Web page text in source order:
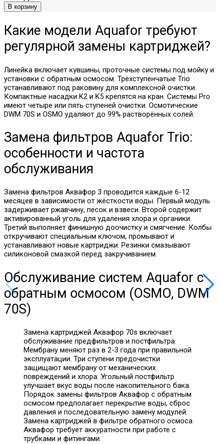
Какие модели Aquafor требуют
регулярной замены картриджей?
Линейка включает кувшины, проточные системы под мойку и
установки с обратным осмосом. Трёхступенчатые Trio
устанавливают под раковину для комплексной очистки.
Компактные насадки K2 и K5 крепятся на кран. Системы Pro
имеют четыре или пять ступеней очистки. Осмотические
DWM 70S и OSMO удаляют до 99% растворённых солей.
Замена фильтров Aquafor Trio:
особенности и частота
обслуживания
Замена фильтров Аквафор 3 проводится каждые 6-12
месяцев в зависимости от жёсткости воды. Первый модуль
задерживает ржавчину, песок и взвеси. Второй содержит
активированный уголь для удаления хлора и органики.
Третий выполняет финишную доочистку и смягчение. Колбы
откручивают специальным ключом, промывают и
устанавливают новые картриджи. Резинки смазывают
силиконовой смазкой перед закручиванием.
Обслуживание систем Aquafor с
обратным осмосом (OSMO, DWM
70S)
Замена картриджей Аквафор 70s включает
обслуживание предфильтров и постфильтра.
Мембрану меняют раз в 2-3 года при правильной
эксплуатации. Три ступени предочистки
защищают мембрану от механических
повреждений и хлора. Угольный постфильтр
улучшает вкус воды после накопительного бака.
Порядок замены фильтров Аквафор с обратным
осмосом предполагает перекрытие воды, сброс
давления и последовательную замену модулей.
Замена картриджей в фильтре обратного осмоса
Аквафор требует аккуратности при работе с
трубками и фитингами.